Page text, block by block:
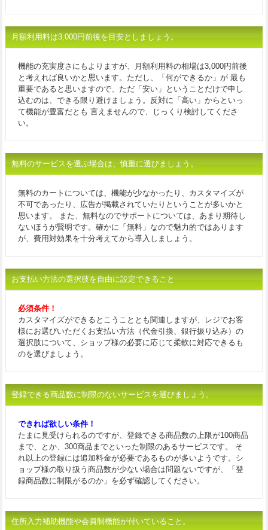
月額利用料は3,000円前後を目安としましょう。
機能の充実度さにもよりますが、月額利用料の相場は3,000円前後
と考えれば良いかと思います。ただし、「何ができるか」が 最も
重要であると思いますので、ただ「安い」ということだけで申し
込むのは、できる限り避けましょう。反対に「高い」からといっ
て機能が豊富だとも 言えませんので、じっくり検討してくださ
い。
無料のサービスを選ぶ場合は、慎重に選びましょう。
無料のカートについては、機能が少なかったり、カスタマイズが
不可であったり、広告が掲載されていたりということが多いかと
思います。 また、無料なのでサポートについては、あまり期待し
ないほうが賢明です。確かに「無料」なので魅力的ではあります
が、費用対効果を十分考えてから導入しましょう。
お支払い方法の選択肢を自由に設定できること
必須条件！
カスタマイズができるとこうこととも関連しますが、レジでお客
様にお選びいただくお支払い方法（代金引換、銀行振り込み）の
選択肢について、ショップ様の必要に応じて柔軟に対応できるも
のを選びましょう。
登録できる商品数に制限のないサービスを選びましょう。
できれば欲しい条件！
たまに見受けられるのですが、登録できる商品数の上限が100商品
まで、とか、300商品までといった制限のあるサービスです。 そ
れ以上の登録には追加料金が必要であるものが多いようです。シ
ョップ様の取り扱う商品数が少ない場合は問題ないですが、「登
録商品数に制限がるのか」を必ず確認してください。
住所入力補助機能や会員制機能が付いていること。